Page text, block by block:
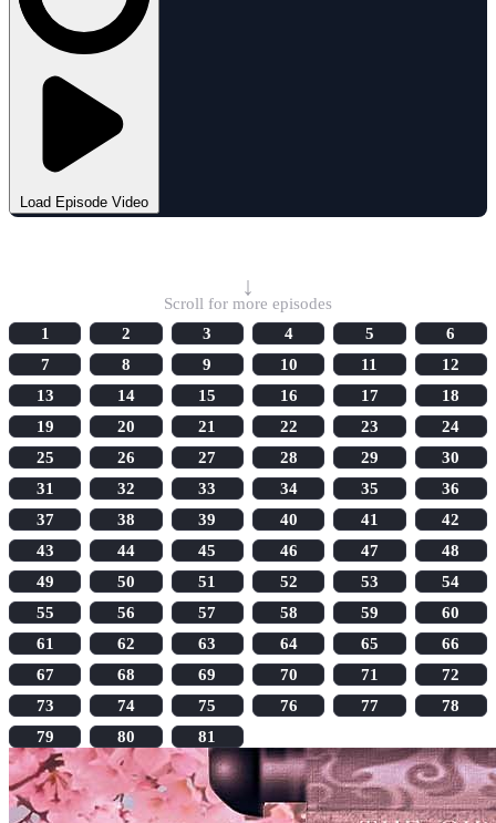
Load Episode Video
↓
Scroll for more episodes
1
2 3 4 5
6
7
8 9 10 11
12
13
14 15 16 17
18
19
20 21 22 23
24
25
26 27 28 29
30
31
32 33 34 35
36
37
38 39 40 41
42
43
44 45 46 47
48
49
50 51 52 53
54
55
56 57 58 59
60
61
62 63 64 65
66
67
68 69 70 71
72
73
74 75 76 77
78
79
80 81